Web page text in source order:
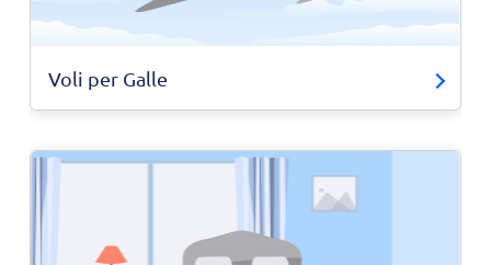
Voli per Galle